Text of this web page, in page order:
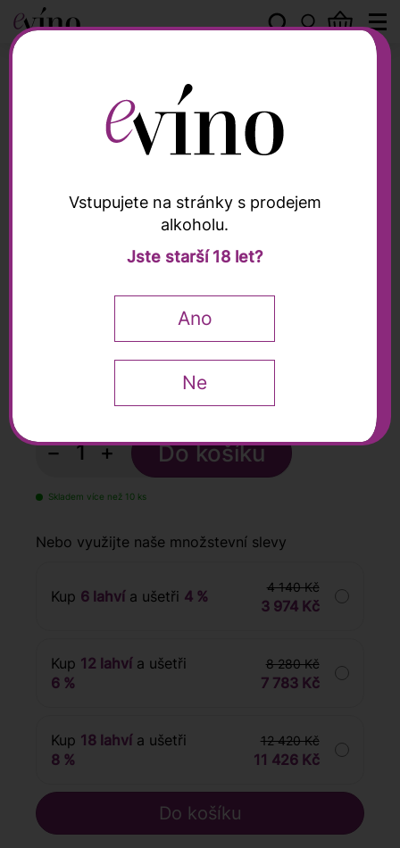
Grappa Collezione
Moscato, Mazzetti, 0,7l
− +
Skladem více než 10 ks
Nebo využijte naše množstevní slevy
Kup 6 lahvía ušetři 4 %
4 140 Kč
3 974 Kč
Kup 12 lahvía ušetři
6 %
8 280 Kč
7 783 Kč
Kup 18 lahvía ušetři
8 %
12 420 Kč
11 426 Kč
Vstupujete na stránky s prodejem
alkoholu.
Jste starší 18 let?
Ano
Ne